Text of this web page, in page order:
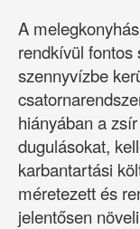
A
rendkívül fontos
szennyvízbe
hiányában a
dugulásokat,
karbantartási
méretezett és
jelentősen